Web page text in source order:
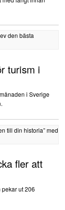
turism i
i Sverige
fler att
ut 206